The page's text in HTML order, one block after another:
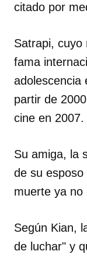
citado por
Satrapi, cuyo
fama
adolescencia
partir de
cine en 2007.
Su amiga, la
de su
muerte ya no
Según Kian,
de luchar" y